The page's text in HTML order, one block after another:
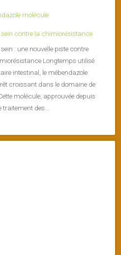
contre la chimiorésistance
: une nouvelle piste contre
Longtemps utilisé
intestinal, le mébendazole
croissant dans le domaine de
molécule, approuvée depuis
des...